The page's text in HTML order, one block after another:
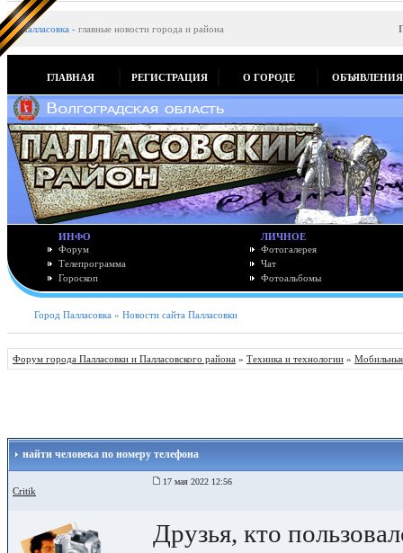
Палласовка - главные новости города и района
ГЛАВНАЯ РЕГИСТРАЦИЯ О ГОРОДЕ ОБЪЯВЛЕНИЯ
ИНФО
Форум
Телепрограмма
Гороскоп
ЛИЧНОЕ
Фотогалерея
Чат
Фотоальбомы
Город Палласовка » Новости сайта Палласовки
Форум города Палласовки и Палласовского района » Техника и технологии »
найти человека по номеру телефона
Critik
17 мая 2022 12:56
Друзья, кто